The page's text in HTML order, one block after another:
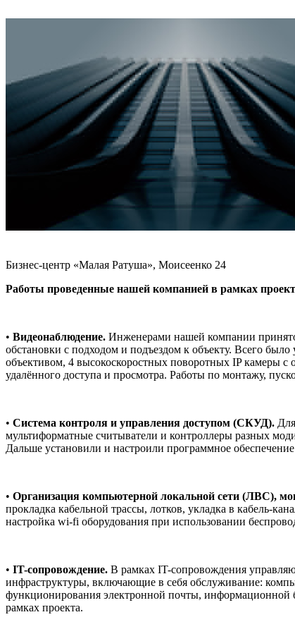
Бизнес-центр «Малая Ратуша», Моисеенко 24
Работы проведенные нашей компанией в рамках
• Видеонаблюдение. Инженерами нашей компании
обстановки с подходом и подъездом к объекту. Всего
объективом, 4 высокоскоростных поворотных IP камеры с
удалённого доступа и просмотра. Работы по монтажу,
• Система контроля и управления доступом (СКУД).
мультиформатные считыватели и контроллеры разных
Дальше установили и настроили программное
• Организация компьютерной локальной сети (ЛВС),
прокладка кабельной трассы, лотков, укладка в кабель-
настройка wi-fi оборудования при использовании
• IT-сопровождение. В рамках IT-сопровождения
инфраструктуры, включающие в себя обслуживание:
функционирования электронной почты, информационной
рамках проекта.